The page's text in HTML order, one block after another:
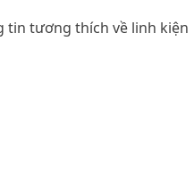
surfaces during
dislodge tightly fitted
tin tương thích về linh kiện